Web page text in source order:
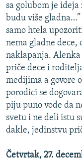
sa golubom je ideja
budu više
samo htela
nema gladne dece,
naklapanja.
priče dece i
medijima a govore
porodici se
piju puno vode da
svetu i ne deli istu
dakle, jedinstvu
Četvrtak, 27.